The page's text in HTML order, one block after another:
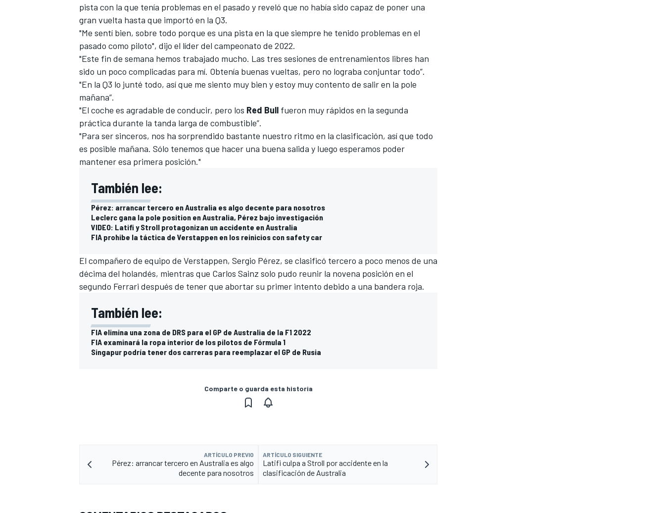
MÁS CATEGORÍAS
pista con la que tenía problemas en el pasado y reveló que no había sido capaz de poner una
gran vuelta hasta que importó en la Q3.
"Me sentí bien, sobre todo porque es una pista en la que siempre he tenido problemas en el
pasado como piloto", dijo el líder del campeonato de 2022.
"Este fin de semana hemos trabajado mucho. Las tres sesiones de entrenamientos libres han
sido un poco complicadas para mí. Obtenía buenas vueltas, pero no lograba conjuntar todo”.
"En la Q3 lo junté todo, así que me siento muy bien y estoy muy contento de salir en la pole
mañana”.
"El coche es agradable de conducir, pero los Red Bull fueron muy rápidos en la segunda
práctica durante la tanda larga de combustible”.
"Para ser sinceros, nos ha sorprendido bastante nuestro ritmo en la clasificación, así que todo
es posible mañana. Sólo tenemos que hacer una buena salida y luego esperamos poder
mantener esa primera posición."
También lee:
Pérez: arrancar tercero en Australia es algo decente para nosotros
Leclerc gana la pole position en Australia, Pérez bajo investigación
VIDEO: Latifi y Stroll protagonizan un accidente en Australia
FIA prohibe la táctica de Verstappen en los reinicios con safety car
El compañero de equipo de Verstappen, Sergio Pérez, se clasificó tercero a poco menos de una
décima del holandés, mientras que Carlos Sainz solo pudo reunir la novena posición en el
segundo Ferrari después de tener que abortar su primer intento debido a una bandera roja.
También lee:
FIA elimina una zona de DRS para el GP de Australia de la F1 2022
FIA examinará la ropa interior de los pilotos de Fórmula 1
Singapur podría tener dos carreras para reemplazar el GP de Rusia
Comparte o guarda esta historia
ARTÍCULO PREVIO
Pérez: arrancar tercero en Australia es algo
decente para nosotros
ARTÍCULO SIGUIENTE
Latifi culpa a Stroll por accidente en la
clasificación de Australia